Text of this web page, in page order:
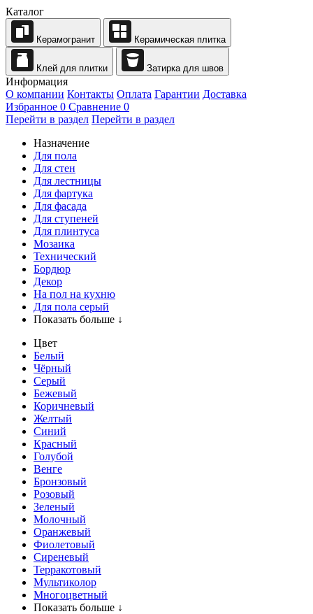
Каталог
Керамогранит Керамическая плитка
Клей для плитки Затирка для швов
Информация
О компании Контакты Оплата Гарантии Доставка
Избранное 0 Сравнение 0
Перейти в раздел Перейти в раздел
Назначение
Для пола
Для стен
Для лестницы
Для фартука
Для фасада
Для ступеней
Для плинтуса
Мозаика
Технический
Бордюр
Декор
На пол на кухню
Для пола серый
Показать больше ↓
Цвет
Белый
Чёрный
Серый
Бежевый
Коричневый
Желтый
Синий
Красный
Голубой
Венге
Бронзовый
Розовый
Зеленый
Молочный
Оранжевый
Фиолетовый
Сиреневый
Терракотовый
Мультиколор
Многоцветный
Показать больше ↓